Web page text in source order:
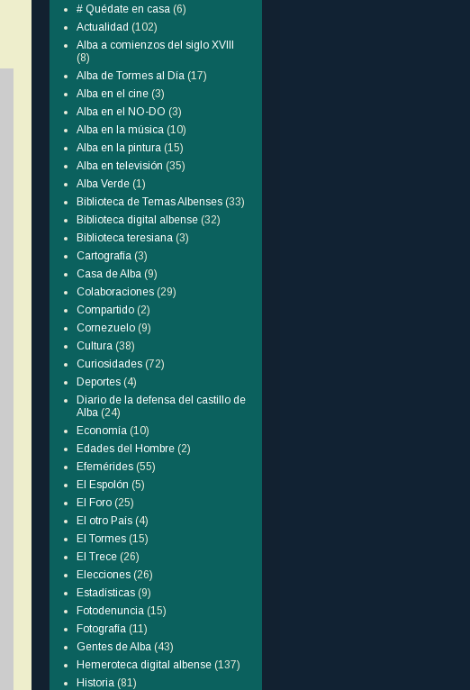
# Quédate en casa (6)
Actualidad (102)
Alba a comienzos del siglo XVIII
(8)
Alba de Tormes al Día (17)
Alba en el cine (3)
Alba en el NO-DO (3)
Alba en la música (10)
Alba en la pintura (15)
Alba en televisión (35)
Alba Verde (1)
Biblioteca de Temas Albenses (33)
Biblioteca digital albense (32)
Biblioteca teresiana (3)
Cartografía (3)
Casa de Alba (9)
Colaboraciones (29)
Compartido (2)
Cornezuelo (9)
Cultura (38)
Curiosidades (72)
Deportes (4)
Diario de la defensa del castillo de
Alba (24)
Economía (10)
Edades del Hombre (2)
Efemérides (55)
El Espolón (5)
El Foro (25)
El otro País (4)
El Tormes (15)
El Trece (26)
Elecciones (26)
Estadísticas (9)
Fotodenuncia (15)
Fotografía (11)
Gentes de Alba (43)
Hemeroteca digital albense (137)
Historia (81)